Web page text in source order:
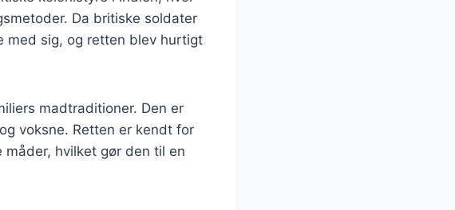
Da britiske soldater
med sig, og retten blev hurtigt
madtraditioner. Den er
voksne. Retten er kendt for
hvilket gør den til en